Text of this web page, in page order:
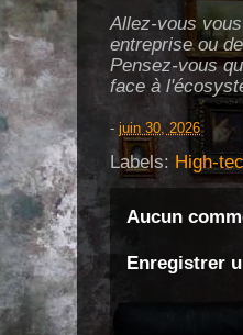
Allez-vous
entreprise ou
Pensez-vous
face à
- juin 30, 2026
Labels: High-
Aucun
Enregistrer